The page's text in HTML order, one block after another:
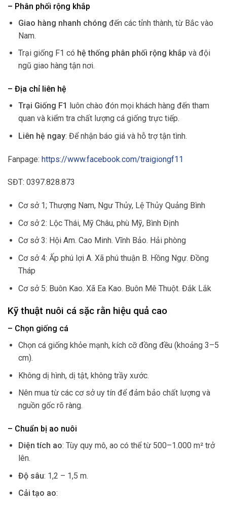
– Phân phối rộng khắp
Giao hàng nhanh chóng đến các tỉnh thành, từ Bắc vào
Nam.
Trại giống F1 có hệ thống phân phối rộng khắp và đội
ngũ giao hàng tận nơi.
– Địa chỉ liên hệ
Trại Giống F1
luôn chào đón mọi khách hàng đến tham
quan và kiểm tra chất lượng cá giống trực tiếp.
Liên hệ ngay: Để nhận báo giá và hỗ trợ tận tình.
Fanpage: https://www.facebook.com/traigiongf11
SĐT: 0397.828.873
Cơ sở 1; Thượng Nam, Ngư Thủy, Lệ Thủy Quảng Bình
Cơ sở 2: Lộc Thái, Mỹ Châu, phù Mỹ, Bình Định
Cơ sở 3: Hội Am. Cao Minh. Vĩnh Bảo. Hải phòng
Cơ sở 4: Ấp phú lợi A. Xã phú thuận B. Hồng Ngự. Đồng
Tháp
Cơ sở 5: Buôn Kao. Xã Ea Kao. Buôn Mê Thuột. Đắk Lắk
Kỹ thuật nuôi cá sặc rằn hiệu quả cao
– Chọn giống cá
Chọn cá giống khỏe mạnh, kích cỡ đồng đều (khoảng 3–5
cm).
Không dị hình, dị tật, không trầy xước.
Nên mua từ các cơ sở uy tín để đảm bảo chất lượng và
nguồn gốc rõ ràng.
– Chuẩn bị ao nuôi
Diện tích ao: Tùy quy mô, ao có thể từ 500–1.000 m² trở
lên.
Độ sâu: 1,2 – 1,5 m.
Cải tạo ao: